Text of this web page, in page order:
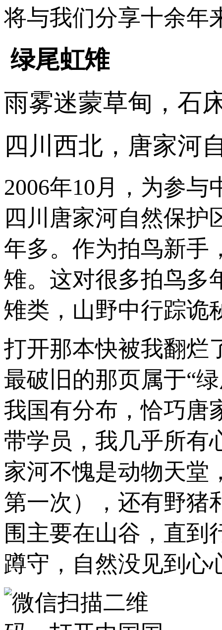
将与我们分享十余年
绿尾虹雉
雨雾迷蒙草甸，石
四川西北，唐家河
2006年10月，为参
四川唐家河自然保护
年多。作为拍鸟新手
雉。这对很多拍鸟
雉类，山野中行踪诡
打开那本快被我翻
最破旧的那页属于“
我国有分布，恰巧唐
带学员，我几乎所有
家河不愧是动物天堂
第一次），还有野猪
围主要在山谷，直到
蹲守，自然没见到心